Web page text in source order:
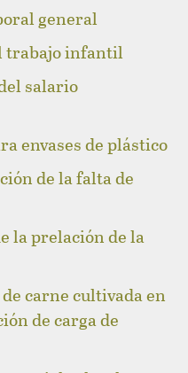
general
trabajo infantil
salario
envases de plástico
de la falta de
la prelación de la
carne cultivada en
de carga de